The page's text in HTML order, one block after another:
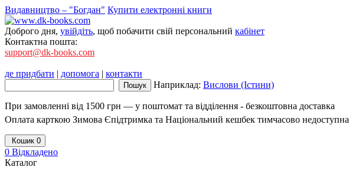
Видавництво – "Богдан" Купити електронні книги
Доброго дня, увійдіть, щоб побачити свій персональний кабінет
Контактна пошта:
support@dk-books.com
де придбати | допомога | контакти
Наприклад: Вислови (Істини)
При замовленні від 1500 грн — у поштомат та відділення - безкоштовна доставка
Оплата карткою Зимова Єпідтримка та Національний кешбек тимчасово недоступна
Кошик 0
0 Відкладено
Каталог